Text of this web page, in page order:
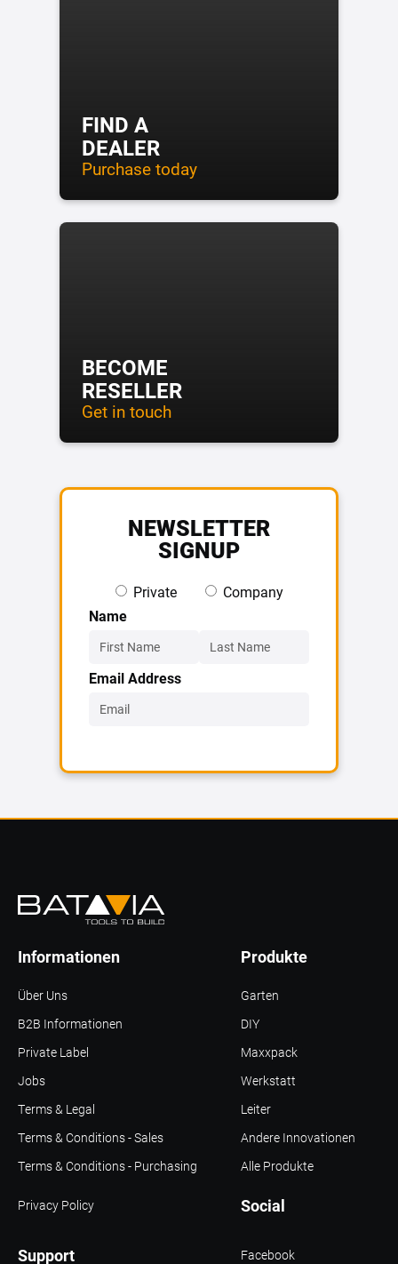
FIND A
DEALER
Purchase today
BECOME
RESELLER
Get in touch
NEWSLETTER
SIGNUP
Private
Company
Name
Email Address
Support
Produkte
Social
Über Uns
Informationen
B2B Informationen
Terms & Legal
Terms & Conditions - Sales
Terms & Conditions - Purchasing
Privacy Policy
Jobs
Private Label
Garten
DIY
Maxxpack
Werkstatt
Leiter
Alle Produkte
Andere Innovationen
Facebook